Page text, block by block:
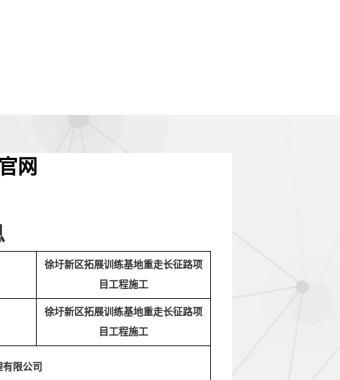
网
徐圩新区拓展训练基地重走长征路项
目工程施工
徐圩新区拓展训练基地重走长征路项
目工程施工
限公司